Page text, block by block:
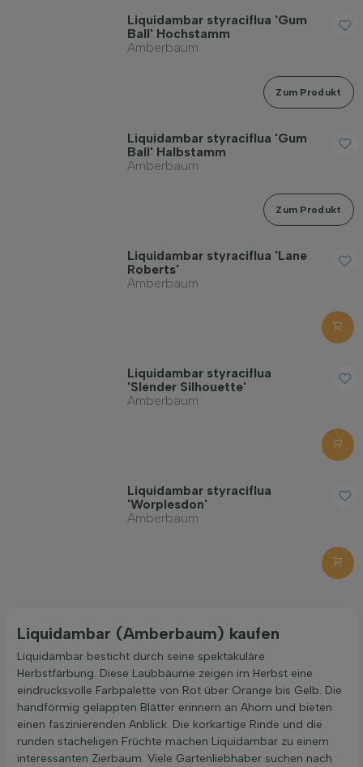
Liquidambar styraciflua 'Gum
Ball' Hochstamm
Amberbaum
Zum Produkt
Liquidambar styraciflua 'Gum
Ball' Halbstamm
Amberbaum
Zum Produkt
Liquidambar styraciflua 'Lane
Roberts'
Amberbaum
Liquidambar styraciflua
'Slender Silhouette'
Amberbaum
Liquidambar styraciflua
'Worplesdon'
Amberbaum
Liquidambar (Amberbaum) kaufen
Liquidambar besticht durch seine spektakuläre
Herbstfärbung. Diese Laubbäume zeigen im Herbst eine
eindrucksvolle Farbpalette von Rot über Orange bis Gelb. Die
handförmig gelappten Blätter erinnern an Ahorn und bieten
einen faszinierenden Anblick. Die korkartige Rinde und die
runden stacheligen Früchte machen Liquidambar zu einem
interessanten Zierbaum. Viele Gartenliebhaber suchen nach